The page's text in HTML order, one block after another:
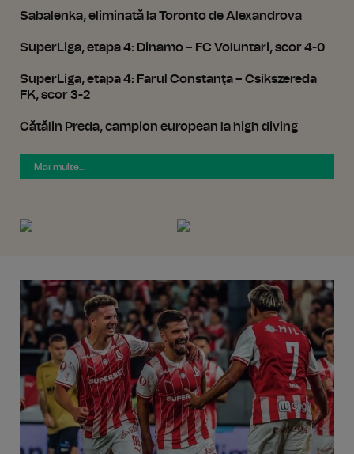
Sabalenka, eliminată la Toronto de Alexandrova
SuperLiga, etapa 4: Dinamo – FC Voluntari, scor 4-0
SuperLiga, etapa 4: Farul Constanţa – Csikszereda
FK, scor 3-2
Cătălin Preda, campion european la high diving
Mai multe...